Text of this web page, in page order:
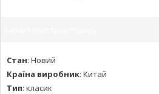
Стан: Новий
Країна виробник: Китай
Тип: класик